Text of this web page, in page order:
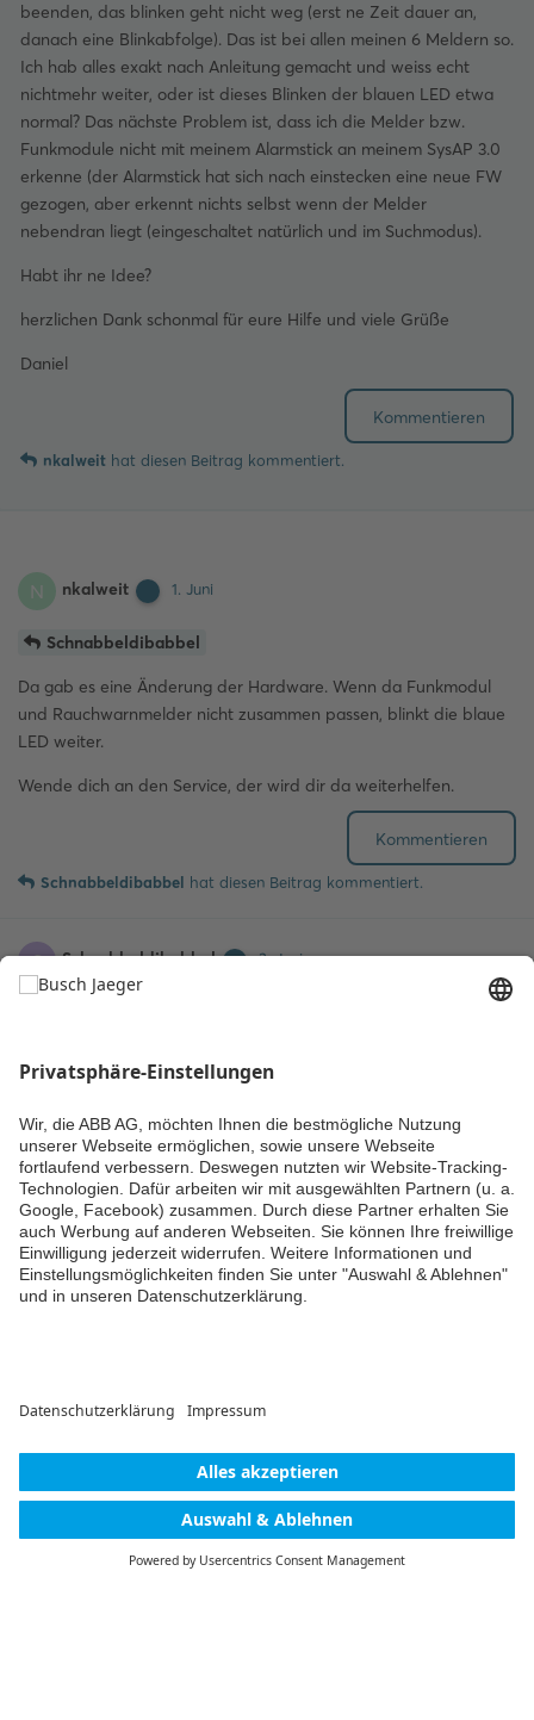
beenden, das blinken geht nicht weg (erst ne Zeit dauer an,
danach eine Blinkabfolge). Das ist bei allen meinen 6 Meldern so.
Ich hab alles exakt nach Anleitung gemacht und weiss echt
nichtmehr weiter, oder ist dieses Blinken der blauen LED etwa
normal? Das nächste Problem ist, dass ich die Melder bzw.
Funkmodule nicht mit meinem Alarmstick an meinem SysAP 3.0
erkenne (der Alarmstick hat sich nach einstecken eine neue FW
gezogen, aber erkennt nichts selbst wenn der Melder
nebendran liegt (eingeschaltet natürlich und im Suchmodus).
Habt ihr ne Idee?
herzlichen Dank schonmal für eure Hilfe und viele Grüße
Daniel
Kommentieren
nkalweit hat diesen Beitrag kommentiert.
N nkalweit 1. Juni
Schnabbeldibabbel
Da gab es eine Änderung der Hardware. Wenn da Funkmodul
und Rauchwarnmelder nicht zusammen passen, blinkt die blaue
LED weiter.
Wende dich an den Service, der wird dir da weiterhelfen.
Kommentieren
Schnabbeldibabbel hat diesen Beitrag kommentiert.
S Schnabbeldibabbel 3. Juni
nicht-abstellbare erkennungsmodus rockt mir die batterie des
Kommentieren
Kommentar hinzufügen